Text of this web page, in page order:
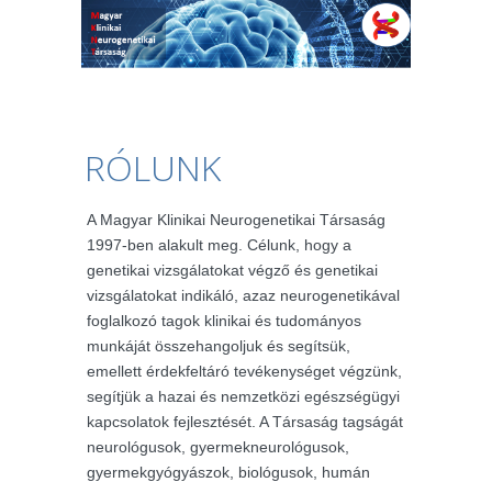
RÓLUNK
A Magyar Klinikai Neurogenetikai Társaság
1997-ben alakult meg. Célunk, hogy a
genetikai vizsgálatokat végző és genetikai
vizsgálatokat indikáló, azaz neurogenetikával
foglalkozó tagok klinikai és tudományos
munkáját összehangoljuk és segítsük,
emellett érdekfeltáró tevékenységet végzünk,
segítjük a hazai és nemzetközi egészségügyi
kapcsolatok fejlesztését. A Társaság tagságát
neurológusok, gyermekneurológusok,
gyermekgyógyászok, biológusok, humán